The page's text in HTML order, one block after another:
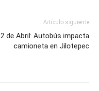
Artículo siguiente
2 de Abril: Autobús impacta
camioneta en Jilotepec